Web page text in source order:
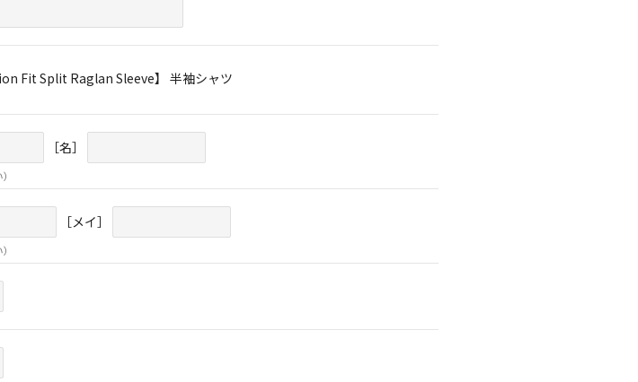
Fit Split Raglan Sleeve】 半袖シャツ
［名］
［メイ］